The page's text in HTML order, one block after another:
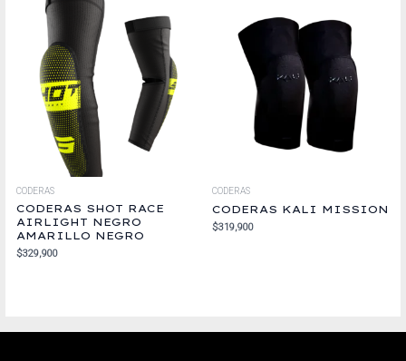
CODERAS
CODERAS SHOT RACE
AIRLIGHT NEGRO
AMARILLO NEGRO
$329,900
CODERAS
CODERAS KALI MISSION
$319,900